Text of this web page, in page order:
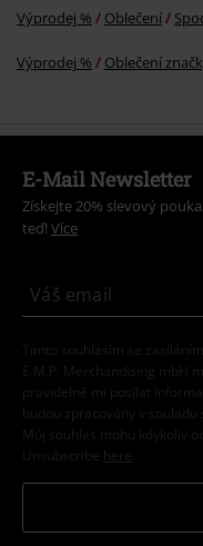
Výprodej % Oblečení
Výprodej % Oblečení
E-Mail Newsletter
Získejte 20% slevový
teď! Více
Tímto souhlasím se
E.M.P. Merchandising mbH
pravidelně mi posílat
budou zpracovány v souladu
Můj souhlas mohu kdykoliv
Unsubscribe here